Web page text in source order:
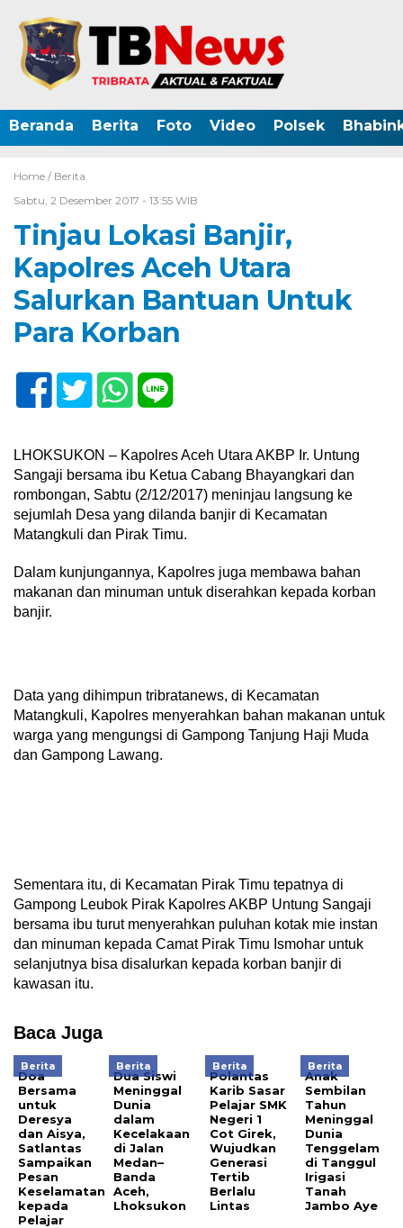
Beranda Berita Foto Video Polsek
Home / Berita
Sabtu, 2 Desember 2017 - 13:55 WIB
Tinjau Lokasi Banjir,
Kapolres Aceh Utara
Salurkan Bantuan Untuk
Para Korban
LHOKSUKON – Kapolres Aceh Utara AKBP Ir. Untung
Sangaji bersama ibu Ketua Cabang Bhayangkari dan
rombongan, Sabtu (2/12/2017) meninjau langsung ke
sejumlah Desa yang dilanda banjir di Kecamatan
Matangkuli dan Pirak Timu.
Dalam kunjungannya, Kapolres juga membawa bahan
makanan dan minuman untuk diserahkan kepada korban
banjir.
Data yang dihimpun tribratanews, di Kecamatan
Matangkuli, Kapolres menyerahkan bahan makanan untuk
warga yang mengungsi di Gampong Tanjung Haji Muda
dan Gampong Lawang.
Sementara itu, di Kecamatan Pirak Timu tepatnya di
Gampong Leubok Pirak Kapolres AKBP Untung Sangaji
bersama ibu turut menyerahkan puluhan kotak mie instan
dan minuman kepada Camat Pirak Timu Ismohar untuk
selanjutnya bisa disalurkan kepada korban banjir di
kawasan itu.
Baca Juga
Berita
Doa
Bersama
untuk
Deresya
dan Aisya,
Satlantas
Sampaikan
Pesan
Keselamatan
kepada
Pelajar
Berita
Dua Siswi
Meninggal
Dunia
dalam
Kecelakaan
di Jalan
Medan–
Banda
Aceh,
Lhoksukon
Berita
Polantas
Karib Sasar
Pelajar SMK
Negeri 1
Cot Girek,
Wujudkan
Generasi
Tertib
Berlalu
Lintas
Berita
Anak
Sembilan
Tahun
Meninggal
Dunia
Tenggelam
di Tanggul
Irigasi
Tanah
Jambo Aye